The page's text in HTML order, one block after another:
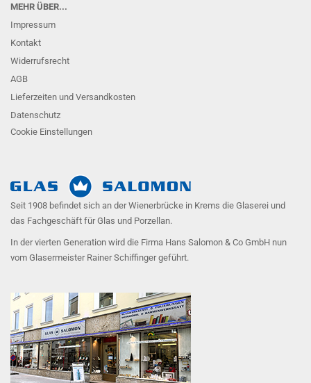
MEHR ÜBER...
Impressum
Kontakt
Widerrufsrecht
AGB
Lieferzeiten und Versandkosten
Datenschutz
Cookie Einstellungen
Seit 1908 befindet sich an der Wienerbrücke in Krems die Glaserei und
das Fachgeschäft für Glas und Porzellan.
In der vierten Generation wird die Firma Hans Salomon & Co GmbH nun
vom Glasermeister Rainer Schiffinger geführt.